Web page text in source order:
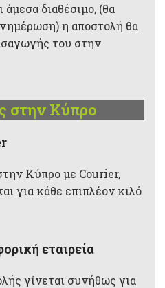
άμεσα διαθέσιμο, (θα
η αποστολή θα
του στην
στην Κύπρο
Κύπρο με Courier,
για κάθε επιπλέον κιλό
εταιρεία
γίνεται συνήθως για